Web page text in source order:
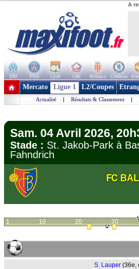
A
OM PSG Lyon Lille Monaco Chelsea
+ de clubs
Mercato Ligue 1 L2/Coupes
Actualité | Résultats & Classement |
Sam. 04 Avril 2026,
Stade : St. Jakob-Park à
Fahndrich
FC
1 10 20 30
S. Lauper (36e,